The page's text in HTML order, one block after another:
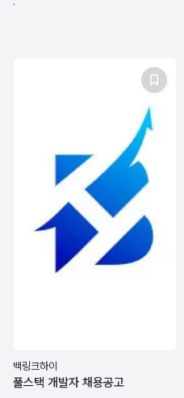
백링크하이
풀스택 개발자 채용공고